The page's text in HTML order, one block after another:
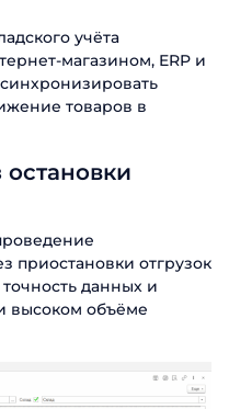
учёта
магазином, ERP и
товаров в
приостановки отгрузок
данных и
высоком объёме
ABM Cloud
с вами в
дня!
уже
Один из
с вами в
дня!
Один из
с вами в
дня!